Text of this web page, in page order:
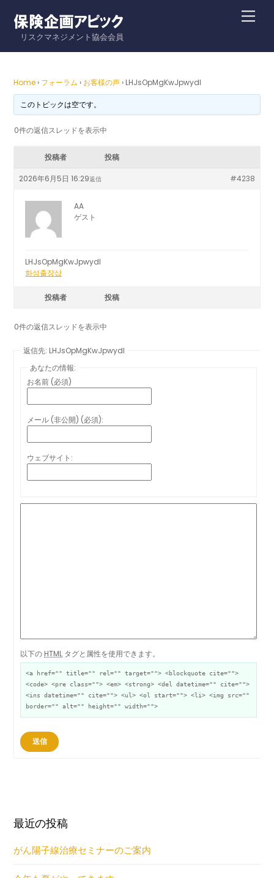
contentリスクマネジメント協会会員
Home › フォーラム › お客様の声 › LHJsOpMgKwJpwydl
このトピックは空です。
0件の返信スレッドを表示中
投稿者 投稿
2026年6月5日 16:29 #4238
返信
AA
ゲスト
LHJsOpMgKwJpwydl
화성출장샵
投稿者 投稿
0件の返信スレッドを表示中
返信先: LHJsOpMgKwJpwydl
あなたの情報:
お名前 (必須)
メール (非公開) (必須):
ウェブサイト:
以下の HTML タグと属性を使用できます。
<a href="" title="" rel="" target=""> <blockquote cite="">
<code> <pre class=""> <em> <strong> <del datetime="" cite="">
<ins datetime="" cite=""> <ul> <ol start=""> <li> <img src=""
border="" alt="" height="" width="">
送信
最近の投稿
がん陽子線治療セミナーのご案内